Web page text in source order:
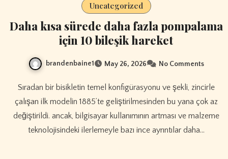
Uncategorized
Daha kısa sürede daha fazla pompalama
için 10 bileşik hareket
brandenbaine1 May 26, 2026 No Comments
Sıradan bir bisikletin temel konfigürasyonu ve şekli, zincirle
çalışan ilk modelin 1885’te geliştirilmesinden bu yana çok az
değiştirildi. ancak, bilgisayar kullanımının artması ve malzeme
teknolojisindeki ilerlemeyle bazı ince ayrıntılar daha…